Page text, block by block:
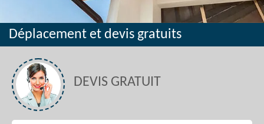
Déplacement et devis gratuits
DEVIS GRATUIT